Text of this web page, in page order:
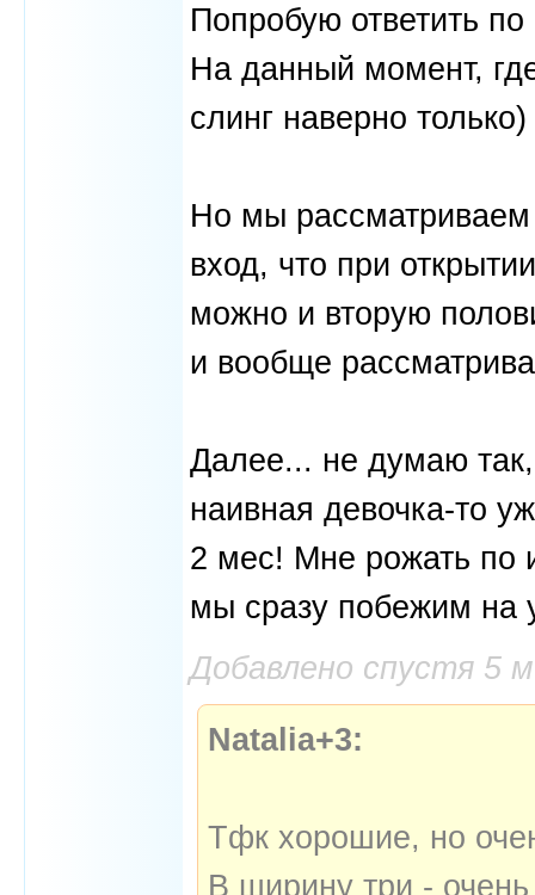
Попробую ответить по
На данный момент,
слинг наверно только)
Но мы
вход, что при
можно и вторую
и вообще
Далее... не думаю
наивная девочка-то
2 мес! Мне рожать по
мы сразу побежим на
Добавлено спустя 5
Natalia+3:
Тфк хорошие, но
В ширину три -